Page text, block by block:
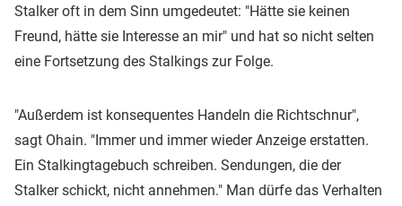
Stalker oft in dem Sinn umgedeutet: "Hätte sie keinen
Freund, hätte sie Interesse an mir" und hat so nicht selten
eine Fortsetzung des Stalkings zur Folge.
"Außerdem ist konsequentes Handeln die Richtschnur",
sagt Ohain. "Immer und immer wieder Anzeige erstatten.
Ein Stalkingtagebuch schreiben. Sendungen, die der
Stalker schickt, nicht annehmen." Man dürfe das Verhalten